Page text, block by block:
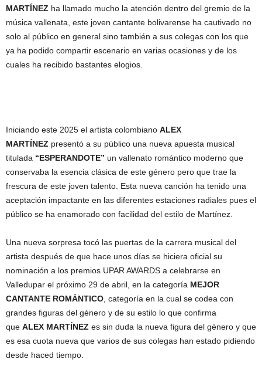
MARTÍNEZ ha llamado mucho la atención dentro del gremio de la
música vallenata, este joven cantante bolivarense ha cautivado no
solo al público en general sino también a sus colegas con los que
ya ha podido compartir escenario en varias ocasiones y de los
cuales ha recibido bastantes elogios.
Iniciando este 2025 el artista colombiano ALEX
MARTÍNEZ presentó a su público una nueva apuesta musical
titulada “ESPERANDOTE” un vallenato romántico moderno que
conservaba la esencia clásica de este género pero que trae la
frescura de este joven talento. Esta nueva canción ha tenido una
aceptación impactante en las diferentes estaciones radiales pues el
público se ha enamorado con facilidad del estilo de Martínez.
Una nueva sorpresa tocó las puertas de la carrera musical del
artista después de que hace unos días se hiciera oficial su
nominación a los premios UPAR AWARDS a celebrarse en
Valledupar el próximo 29 de abril, en la categoría MEJOR
CANTANTE ROMÁNTICO, categoría en la cual se codea con
grandes figuras del género y de su estilo lo que confirma
que ALEX MARTÍNEZ es sin duda la nueva figura del género y que
es esa cuota nueva que varios de sus colegas han estado pidiendo
desde haced tiempo.